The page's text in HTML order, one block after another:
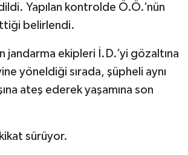
Yapılan kontrolde Ö.Ö.’nün
belirlendi.
jandarma ekipleri İ.D.’yi gözaltına
yöneldiği sırada, şüpheli aynı
ateş ederek yaşamına son
sürüyor.